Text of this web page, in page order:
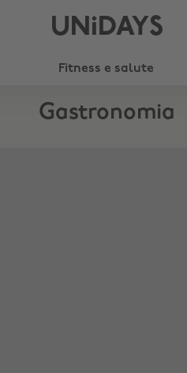
UNiDAYS
Fitness e salute
Gastronomia